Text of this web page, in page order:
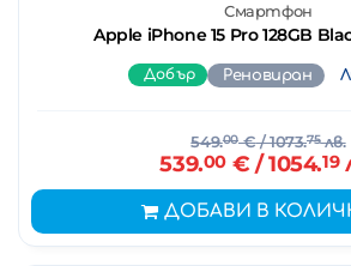
Смартфон
Apple iPhone 15 Pro 128GB
Добър Реновиран
549.00€/ 1073.75лв.
539.00€ / 1054.19
ДОБАВИ В